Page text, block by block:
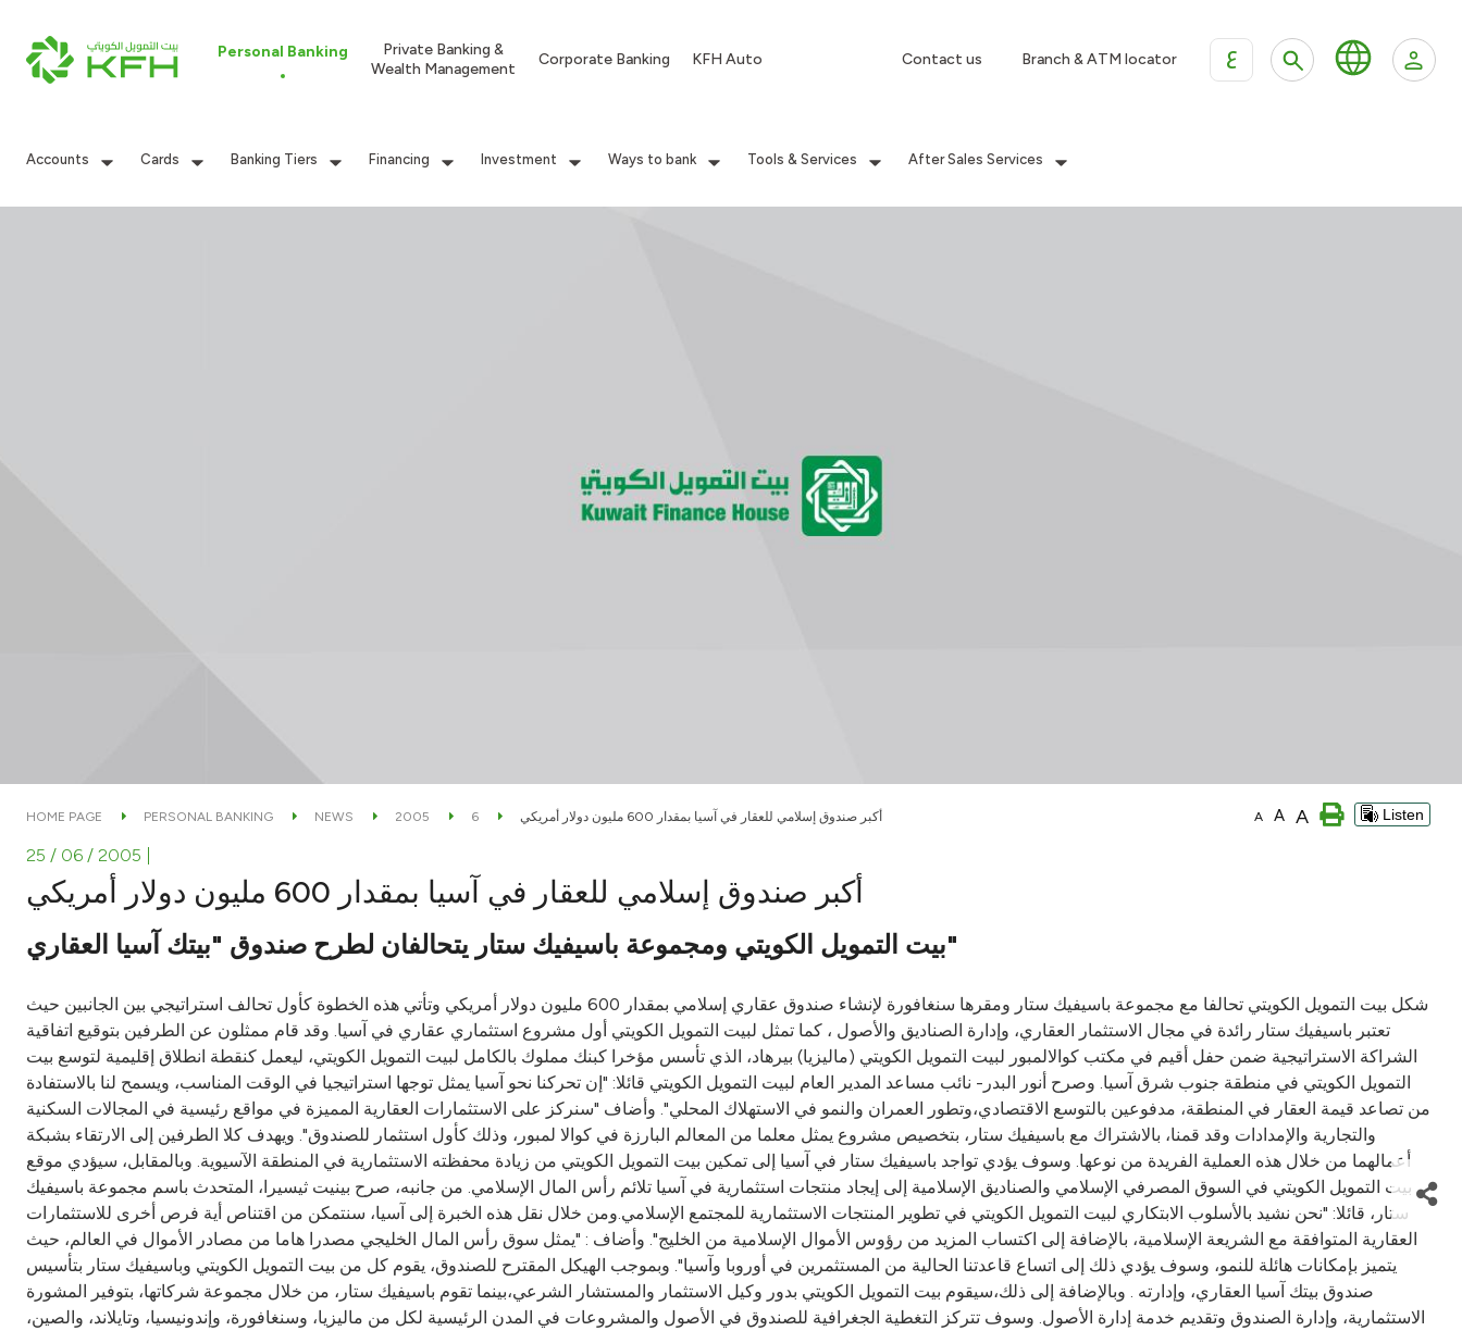
Personal Banking
Private Banking &
Wealth Management
Corporate Banking KFH Auto Contact us Branch & ATM locator ع
Accounts Cards Banking Tiers Financing Investment Ways to bank Tools & Services After Sales Services
HOME PAGE PERSONAL BANKING NEWS 2005 6 أكبر صندوق إسلامي للعقار في آسيا بمقدار 600 مليون دولار أمريكي A A A Listen
25 / 06 / 2005
أكبر صندوق إسلامي للعقار في آسيا بمقدار 600 مليون دولار أمريكي
بيت التمويل الكويتي ومجموعة باسيفيك ستار يتحالفان لطرح صندوق "بيتك آسيا العقاري"
شكل بيت التمويل الكويتي تحالفا مع مجموعة باسيفيك ستار ومقرها سنغافورة لإنشاء صندوق عقاري إسلامي بمقدار 600 مليون دولار أمريكي وتأتي هذه الخطوة كأول تحالف استراتيجي بين الجانبين حيث
تعتبر باسيفيك ستار رائدة في مجال الاستثمار العقاري، وإدارة الصناديق والأصول ، كما تمثل لبيت التمويل الكويتي أول مشروع استثماري عقاري في آسيا. وقد قام ممثلون عن الطرفين بتوقيع اتفاقية
الشراكة الاستراتيجية ضمن حفل أقيم في مكتب كوالالمبور لبيت التمويل الكويتي (ماليزيا) بيرهاد، الذي تأسس مؤخرا كبنك مملوك بالكامل لبيت التمويل الكويتي، ليعمل كنقطة انطلاق إقليمية لتوسع بيت
التمويل الكويتي في منطقة جنوب شرق آسيا. وصرح أنور البدر- نائب مساعد المدير العام لبيت التمويل الكويتي قائلا: "إن تحركنا نحو آسيا يمثل توجها استراتيجيا في الوقت المناسب، ويسمح لنا بالاستفادة
من تصاعد قيمة العقار في المنطقة، مدفوعين بالتوسع الاقتصادي،وتطور العمران والنمو في الاستهلاك المحلي". وأضاف "سنركز على الاستثمارات العقارية المميزة في مواقع رئيسية في المجالات السكنية
والتجارية والإمدادات وقد قمنا، بالاشتراك مع باسيفيك ستار، بتخصيص مشروع يمثل معلما من المعالم البارزة في كوالا لمبور، وذلك كأول استثمار للصندوق". ويهدف كلا الطرفين إلى الارتقاء بشبكة
أعمالهما من خلال هذه العملية الفريدة من نوعها. وسوف يؤدي تواجد باسيفيك ستار في آسيا إلى تمكين بيت التمويل الكويتي من زيادة محفظته الاستثمارية في المنطقة الآسيوية. وبالمقابل، سيؤدي موقع
بيت التمويل الكويتي في السوق المصرفي الإسلامي والصناديق الإسلامية إلى إيجاد منتجات استثمارية في آسيا تلائم رأس المال الإسلامي. من جانبه، صرح بينيت ثيسيرا، المتحدث باسم مجموعة باسيفيك
ستار، قائلا: "نحن نشيد بالأسلوب الابتكاري لبيت التمويل الكويتي في تطوير المنتجات الاستثمارية للمجتمع الإسلامي.ومن خلال نقل هذه الخبرة إلى آسيا، سنتمكن من اقتناص أية فرص أخرى للاستثمارات
العقارية المتوافقة مع الشريعة الإسلامية، بالإضافة إلى اكتساب المزيد من رؤوس الأموال الإسلامية من الخليج". وأضاف : "يمثل سوق رأس المال الخليجي مصدرا هاما من مصادر الأموال في العالم، حيث
يتميز بإمكانات هائلة للنمو، وسوف يؤدي ذلك إلى اتساع قاعدتنا الحالية من المستثمرين في أوروبا وآسيا". وبموجب الهيكل المقترح للصندوق، يقوم كل من بيت التمويل الكويتي وباسيفيك ستار بتأسيس
صندوق بيتك آسيا العقاري، وإدارته . وبالإضافة إلى ذلك،سيقوم بيت التمويل الكويتي بدور وكيل الاستثمار والمستشار الشرعي،بينما تقوم باسيفيك ستار، من خلال مجموعة شركاتها، بتوفير المشورة
الاستثمارية، وإدارة الصندوق وتقديم خدمة إدارة الأصول. وسوف تتركز التغطية الجغرافية للصندوق في الأصول والمشروعات في المدن الرئيسية لكل من ماليزيا، وسنغافورة، وإندونيسيا، وتايلاند، والصين،